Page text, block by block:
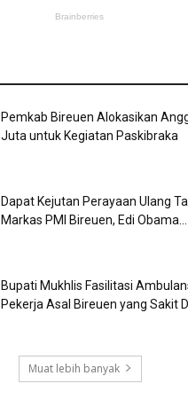
Pemkab Bireuen Alokasikan
Juta untuk Kegiatan Paskibraka
Dapat Kejutan Perayaan Ulang
Markas PMI Bireuen, Edi Obama...
Bupati Mukhlis Fasilitasi
Pekerja Asal Bireuen yang Sakit
Muat lebih banyak